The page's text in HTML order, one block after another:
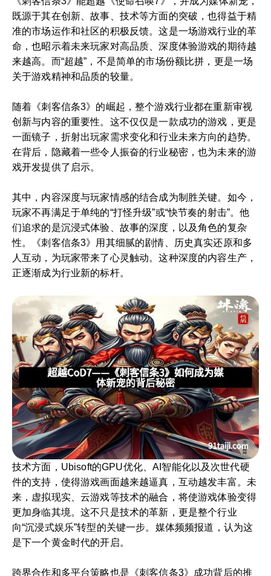
既源于其在创新、故事、技术等方面的突破，也得益于精
准的市场运作和社区的积极反馈。这是一场游戏行业的革
命，也昭示着未来玩家对高品质、深度体验游戏的期待越
来越高。而“超越”，不是简单的市场份额比拼，更是一场
关于游戏精神和品质的较量。
随着《刺客信条3》的崛起，整个游戏行业都在重新审视
创新与内容的重要性。这不仅仅是一款成功的游戏，更是
一面镜子，折射出玩家需求变化和行业未来方向的趋势。
在背后，隐藏着一些令人振奋的行业秘密，也为未来的游
戏开发提供了启示。
其中，内容深度与玩家情感的结合成为制胜关键。如今，
玩家不再满足于单纯的“打怪升级”或“快节奏的射击”。他
们追求的是沉浸式体验、故事的深度，以及角色的复杂
性。《刺客信条3》用其细腻的剧情、历史真实还原和多
人互动，为玩家带来了心灵触动。这种深度的内容生产，
正逐渐成为行业新的标杆。
技术方面，Ubisoft的GPU优化、AI智能化以及次世代硬
件的支持，使得游戏画面越来越逼真，互动越发丰富。未
来，虚拟现实、云游戏等技术的融合，将使游戏体验变得
更加身临其境。这不只是技术的革新，更是整个行业
向“沉浸式娱乐”转型的关键一步。媒体频频报道，认为这
是下一个黄金时代的开启。
跨界合作和多平台策略也是《刺客信条3》成功背后的推